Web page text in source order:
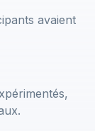
avaient